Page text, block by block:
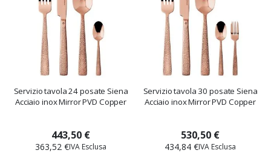
Servizio tavola 24 posate Siena
Acciaio inox Mirror PVD Copper
443,50 €
363,52 €
Servizio tavola 30 posate Siena
Acciaio inox Mirror PVD Copper
530,50 €
434,84 €